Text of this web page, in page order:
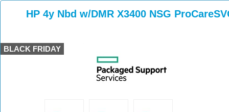
>>
HP 4y Nbd w/DMR X3400 NSG
BLACK FRIDAY